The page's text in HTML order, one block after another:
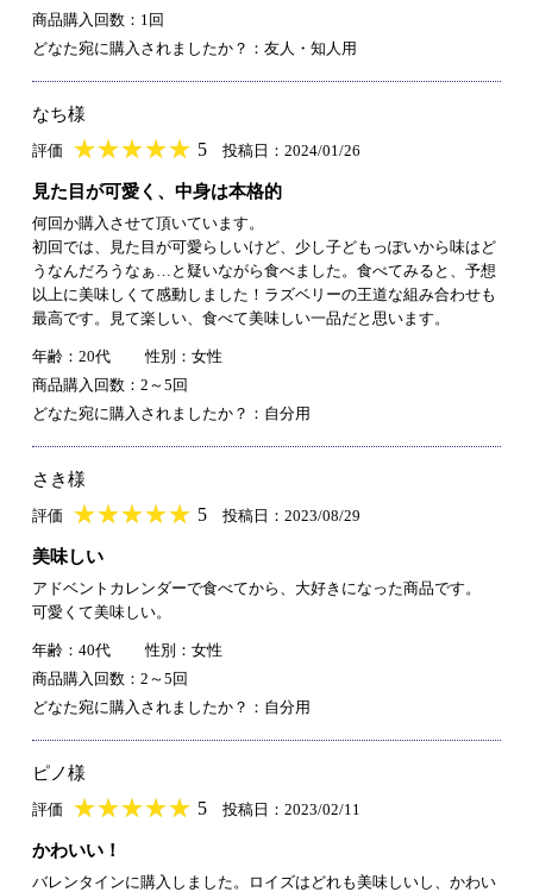
商品購入回数：1回
どなた宛に購入されましたか？：友人・知人用
なち様
評価 ★★★★★
★★★★★ 5 投稿日：2024/01/26
見た目が可愛く、中身は本格的
何回か購入させて頂いています。
初回では、見た目が可愛らしいけど、少し子どもっぽいから味はど
うなんだろうなぁ…と疑いながら食べました。食べてみると、予想
以上に美味しくて感動しました！ラズベリーの王道な組み合わせも
最高です。見て楽しい、食べて美味しい一品だと思います。
年齢：20代
性別：女性
商品購入回数：2～5回
どなた宛に購入されましたか？：自分用
さき様
評価 ★★★★★
★★★★★ 5 投稿日：2023/08/29
美味しい
アドベントカレンダーで食べてから、大好きになった商品です。
可愛くて美味しい。
年齢：40代
性別：女性
商品購入回数：2～5回
どなた宛に購入されましたか？：自分用
ピノ様
評価 ★★★★★
★★★★★ 5 投稿日：2023/02/11
かわいい！
バレンタインに購入しました。ロイズはどれも美味しいし、かわい